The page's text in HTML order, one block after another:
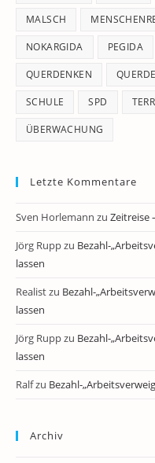
MALSCH
NOKARGIDA PEGIDA
QUERDENKEN
SCHULE SPD
ÜBERWACHUNG
Letzte Kommentare
Sven Horlemann zu Zeitreise
Jörg Ruppzu Bezahl-
lassen
Realistzu Bezahl-
lassen
Jörg Ruppzu Bezahl-
lassen
Ralfzu Bezahl-
Archiv